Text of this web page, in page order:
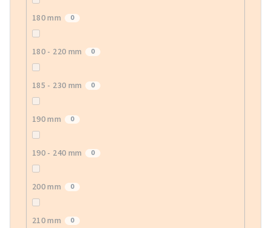
180 mm 0
180 - 220 mm 0
185 - 230 mm 0
190 mm 0
190 - 240 mm 0
200 mm 0
210 mm 0